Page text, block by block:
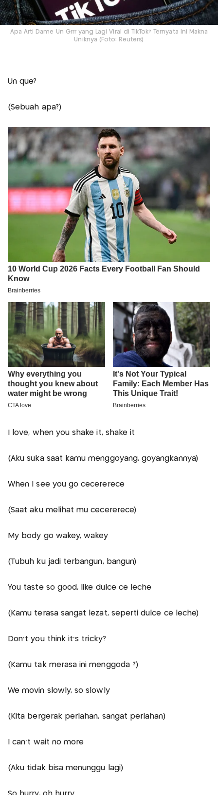
Apa Arti Dame Un Grrr yang Lagi Viral di TikTok? Ternyata Ini Makna
Uniknya (Foto: Reuters)
Un que?
(Sebuah apa?)
I love, when you shake it, shake it
(Aku suka saat kamu menggoyang, goyangkannya)
When I see you go cecererece
(Saat aku melihat mu cecererece)
My body go wakey, wakey
(Tubuh ku jadi terbangun, bangun)
You taste so good, like dulce ce leche
(Kamu terasa sangat lezat, seperti dulce ce leche)
Don’t you think it’s tricky?
(Kamu tak merasa ini menggoda ?)
We movin slowly, so slowly
(Kita bergerak perlahan, sangat perlahan)
I can’t wait no more
(Aku tidak bisa menunggu lagi)